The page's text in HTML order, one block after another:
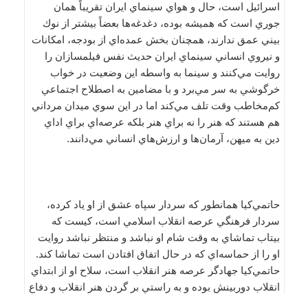
اسرائيل است، حال و هواي سينماي ايران تقريباً همان
جوري است كه هميشه بوده، دغدغه‌ها بعضاً بيشتر از نوك
بيني عمق ندارند، همچنان بخش عمده‌اي از بودجه، امكانات
و نيروي انساني سينماي ايران حديث نفس فيلمسازان را
روايت مي‌كنند و سينما به واسطه اين وضعيت در خواب
خرگوشي به سر مي‌برد و با مضامين به اصطلاح اجتماعي
كم‌مخاطب وقت تلف مي‌كند اما در اين سوي ميدان مرداني
هم هستند كه هنر را نه براي هنر بلكه عرصه‌اي براي اداي
دين به ميهن، آرمان‌ها و ارزش‌هاي انساني مي‌دانند.
حاتمي‌كيا همانطور كه سردار سپاه عشق از او ياد كرده،
سردار فرهنگي عرصه انقلاب اسلامي است، كيست كه
بيتاب تماشاي به وقت شام او نباشد و منتظر نباشد روايت
او را از حماسه‌اي كه در حال اتفاق افتادن است تماشا كند.
حاتمي‌كيا جهادگر عرصه هنر انقلاب است، سلاح او از ابتداي
انقلاب دوربينش بوده و به راستي بر گردن هنر انقلاب و دفاع